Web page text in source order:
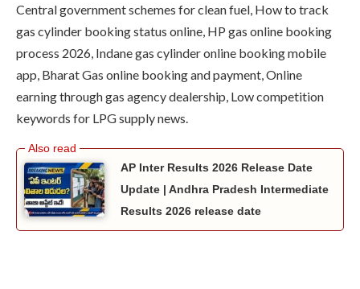
Central government schemes for clean fuel, How to track
gas cylinder booking status online, HP gas online booking
process 2026, Indane gas cylinder online booking mobile
app, Bharat Gas online booking and payment, Online
earning through gas agency dealership, Low competition
keywords for LPG supply news.
AP Inter Results 2026 Release Date
Update | Andhra Pradesh Intermediate
Results 2026 release date